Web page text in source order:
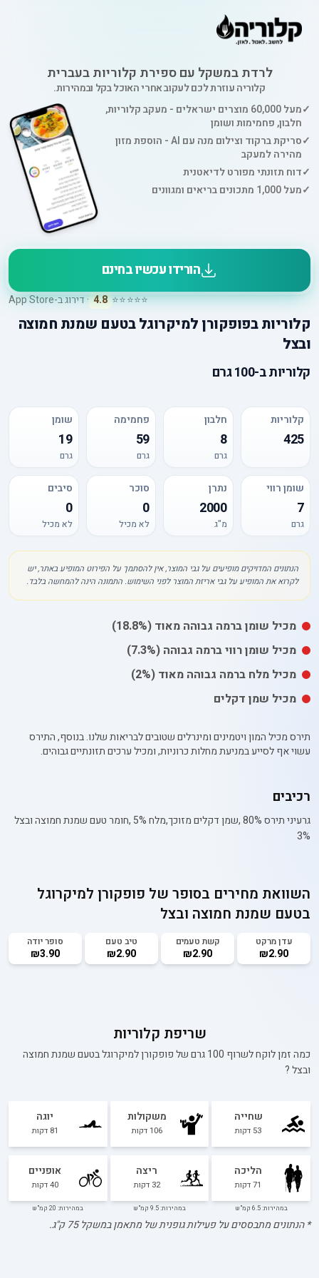
לרדת במשקל עם ספירת קלוריות בעברית
קלוריה עוזרת לכם לעקוב אחרי האוכל בקל ובמהירות.
✓
מעל 60,000 מוצרים ישראלים - מעקב קלוריות,
חלבון, פחמימות ושומן
✓
סריקת ברקוד וצילום מנה עם AI - הוספת מזון
מהירה למעקב
✓דוח תזונתי מפורט לדיאטנית
✓מעל 1,000 מתכונים בריאים ומגוונים
הורידו עכשיו בחינם
⭐⭐⭐⭐⭐
4.8 · דירוג ב-App Store
קלוריותבפופקורן למיקרוגל בטעם שמנת חמוצה
ובצל
קלוריותב-100 גרם
קלוריות
425
חלבון
8
גרם
פחמימה
59
גרם
שומן
19
גרם
שומן רווי
7
גרם
נתרן
2000
מ"ג
סוכר
0
לא מכיל
סיבים
0
לא מכיל
הנתונים המדויקים מופיעים על גבי המוצר, אין להסתמך על הפירוט המופיע באתר, יש
לקרוא את המופיע על גבי אריזת המוצר לפני השימוש. התמונה הינה להמחשה בלבד.
מכיל שומןברמה גבוהה מאוד (18.8%)
מכיל שומן רוויברמה גבוהה (7.3%)
מכיל מלח ברמה גבוהה מאוד (2%)
מכיל שמן דקלים
תירס מכיל המון ויטמינים ומינרלים שטובים לבריאות שלנו. בנוסף, התירס
עשוי אף לסייע במניעת מחלות כרוניות, ומכיל ערכים תזונתיים גבוהים.
רכיבים
גרעיני תירס 80% ,שמן דקלים מזוכך,מלח 5% ,חומר טעם שמנת חמוצה ובצל
3%
השוואת מחירים בסופר של פופקורן למיקרוגל
בטעם שמנת חמוצה ובצל
עדן מרקט
₪2.90
קשת טעמים
₪2.90
טיב טעם
₪2.90
סופר יודה
₪3.90
שריפת קלוריות
כמה זמן לוקח לשרוף 100 גרם של
פופקורן למיקרוגל בטעם שמנת חמוצה
ובצל?
שחייה
53 דקות
משקולות
106 דקות
יוגה
81 דקות
הליכה
71דקות
במהירות: 6.5 קמ"ש
ריצה
32 דקות
במהירות: 9.5 קמ"ש
אופניים
40דקות
במהירות: 20 קמ"ש
* הנתונים מתבססים על פעילות גופנית של מתאמן במשקל75ק"ג.